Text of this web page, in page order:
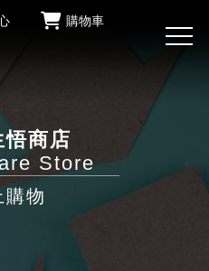
購物車
悟商店
Store
購物